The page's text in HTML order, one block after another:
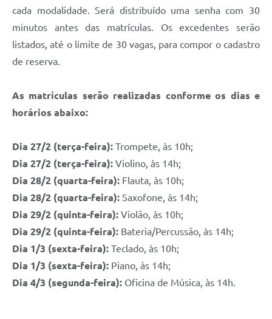
cada modalidade. Será distribuído uma senha com 30
minutos antes das matrículas. Os excedentes serão
listados, até o limite de 30 vagas, para compor o cadastro
de reserva.
As matrículas serão realizadas conforme os dias e
horários abaixo:
Dia 27/2 (terça-feira): Trompete, às 10h;
Dia 27/2 (terça-feira): Violino, às 14h;
Dia 28/2 (quarta-feira): Flauta, às 10h;
Dia 28/2 (quarta-feira): Saxofone, às 14h;
Dia 29/2 (quinta-feira): Violão, às 10h;
Dia 29/2 (quinta-feira): Bateria/Percussão, às 14h;
Dia 1/3 (sexta-feira): Teclado, às 10h;
Dia 1/3 (sexta-feira): Piano, às 14h;
Dia 4/3 (segunda-feira): Oficina de Música, às 14h.